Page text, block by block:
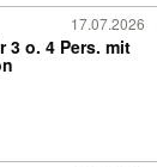
17.07.2026
3 o. 4 Pers. mit